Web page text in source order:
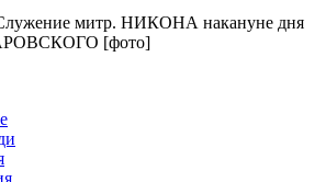
митр. НИКОНА накануне дня
[фото]